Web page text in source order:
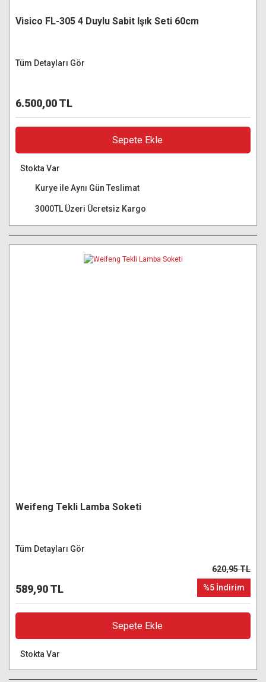
Visico FL-305 4 Duylu Sabit Işık Seti 60cm
Tüm Detayları Gör
6.500,00 TL
Sepete Ekle
Stokta Var
Kurye ile Aynı Gün Teslimat
3000TL Üzeri Ücretsiz Kargo
Weifeng Tekli Lamba Soketi
Tüm Detayları Gör
589,90 TL
620,95 TL
%5 İndirim
Sepete Ekle
Stokta Var